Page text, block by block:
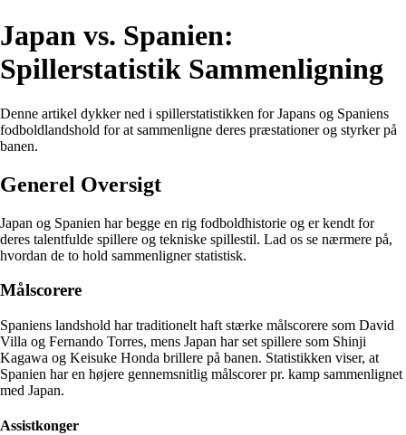
Japan vs. Spanien:
Spillerstatistik Sammenligning
Denne artikel dykker ned i spillerstatistikken for Japans og Spaniens
fodboldlandshold for at sammenligne deres præstationer og styrker på
banen.
Generel Oversigt
Japan og Spanien har begge en rig fodboldhistorie og er kendt for
deres talentfulde spillere og tekniske spillestil. Lad os se nærmere på,
hvordan de to hold sammenligner statistisk.
Målscorere
Spaniens landshold har traditionelt haft stærke målscorere som David
Villa og Fernando Torres, mens Japan har set spillere som Shinji
Kagawa og Keisuke Honda brillere på banen. Statistikken viser, at
Spanien har en højere gennemsnitlig målscorer pr. kamp sammenlignet
med Japan.
Assistkonger